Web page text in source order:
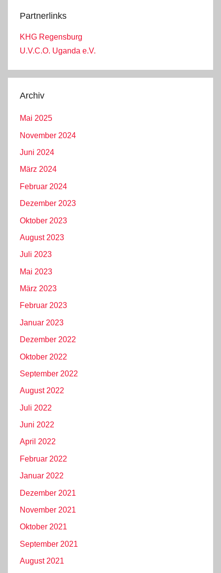
Partnerlinks
KHG Regensburg
U.V.C.O. Uganda e.V.
Archiv
Mai 2025
November 2024
Juni 2024
März 2024
Februar 2024
Dezember 2023
Oktober 2023
August 2023
Juli 2023
Mai 2023
März 2023
Februar 2023
Januar 2023
Dezember 2022
Oktober 2022
September 2022
August 2022
Juli 2022
Juni 2022
April 2022
Februar 2022
Januar 2022
Dezember 2021
November 2021
Oktober 2021
September 2021
August 2021